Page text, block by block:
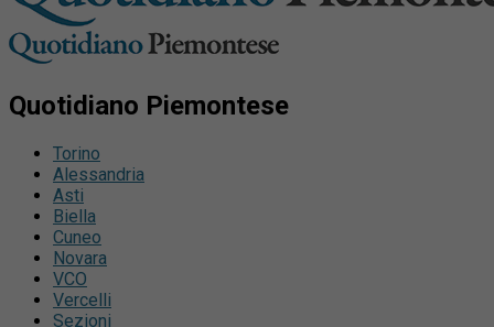
Quotidiano Piemontese
Torino
Alessandria
Asti
Biella
Cuneo
Novara
VCO
Vercelli
Sezioni